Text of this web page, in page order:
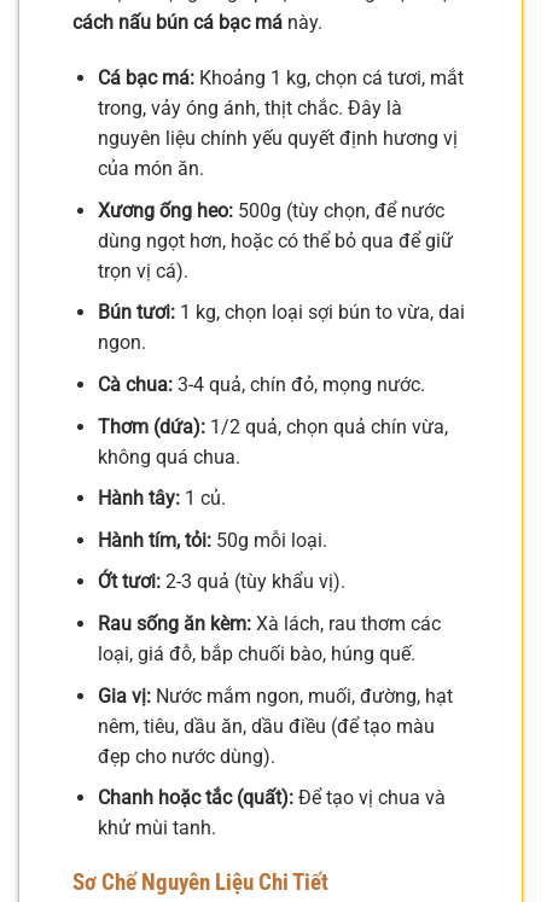
cách nấu bún cá bạc má này.
Cá bạc má:Khoảng 1 kg, chọn cá tươi, mắt
trong, vảy óng ánh, thịt chắc. Đây là
nguyên liệu chính yếu quyết định hương vị
của món ăn.
Xương ống heo:500g (tùy chọn, để nước
dùng ngọt hơn, hoặc có thể bỏ qua để giữ
trọn vị cá).
Bún tươi:1 kg, chọn loại sợi bún to vừa, dai
ngon.
Cà chua:3-4 quả, chín đỏ, mọng nước.
Thơm (dứa):1/2 quả, chọn quả chín vừa,
không quá chua.
Hành tây:1 củ.
Hành tím, tỏi:50g mỗi loại.
Ớt tươi:2-3 quả (tùy khẩu vị).
Rau sống ăn kèm:Xà lách, rau thơm các
loại, giá đỗ, bắp chuối bào, húng quế.
Gia vị:Nước mắm ngon, muối, đường, hạt
nêm, tiêu, dầu ăn, dầu điều (để tạo màu
đẹp cho nước dùng).
Chanh hoặc tắc (quất):Để tạo vị chua và
khử mùi tanh.
Sơ Chế Nguyên Liệu Chi Tiết